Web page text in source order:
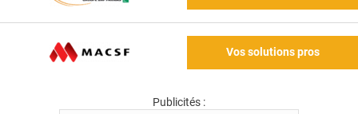
Vos solutions pros
Publicités :